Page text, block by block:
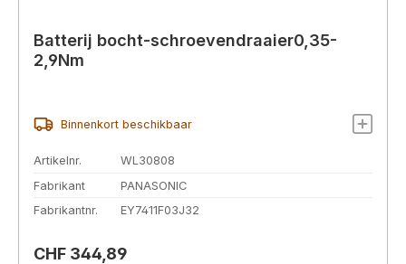
Batterij bocht-schroevendraaier0,35-
2,9Nm
Binnenkort beschikbaar
Artikelnr.
WL30808
Fabrikant
PANASONIC
Fabrikantnr.
EY7411F03J32
Normale prijs:
CHF 344,89